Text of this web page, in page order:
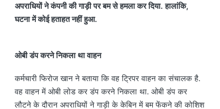
अपराधियों ने कंपनी की गाड़ी पर बम से हमला कर दिया. हालांकि,
घटना में कोई हताहत नहीं हुआ.
ओबी डंप करने निकला था वाहन
कर्मचारी फिरोज खान ने बताया कि वह ट्रिपर वाहन का संचालक है.
वह वाहन में ओबी लोड कर डंप करने निकला था. ओबी डंप कर
लौटने के दौरान अपराधियों ने गाड़ी के केबिन में बम फेंकने की कोशिश